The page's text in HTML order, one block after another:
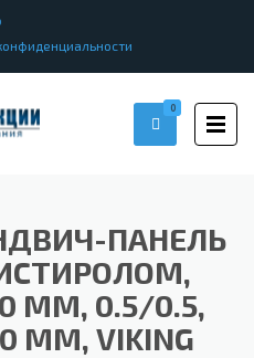
0
ПАНЕЛЬ
ММ, 0.5/0.5,
ММ, VIKING